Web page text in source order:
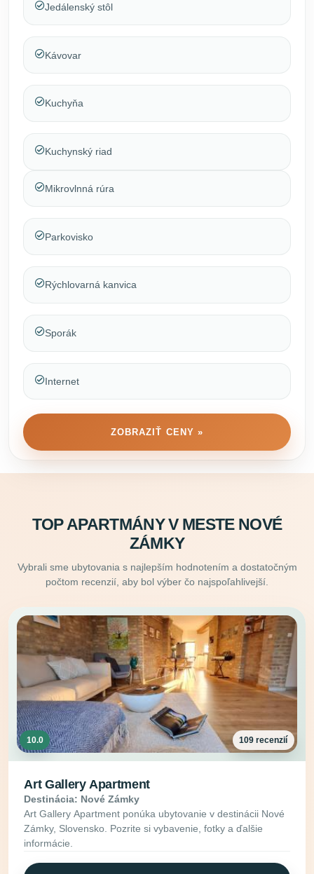
Jedálenský stôl
Kávovar
Kuchyňa
Kuchynský riad
Mikrovlnná rúra
Parkovisko
Rýchlovarná kanvica
Sporák
Internet
ZOBRAZIŤ CENY »
TOP APARTMÁNY V MESTE NOVÉ
ZÁMKY
Vybrali sme ubytovania s najlepším hodnotením a dostatočným
počtom recenzií, aby bol výber čo najspoľahlivejší.
10.0 109 recenzií
Art Gallery Apartment
Destinácia: Nové Zámky
Art Gallery Apartment ponúka ubytovanie v destinácii Nové
Zámky, Slovensko. Pozrite si vybavenie, fotky a ďalšie
informácie.